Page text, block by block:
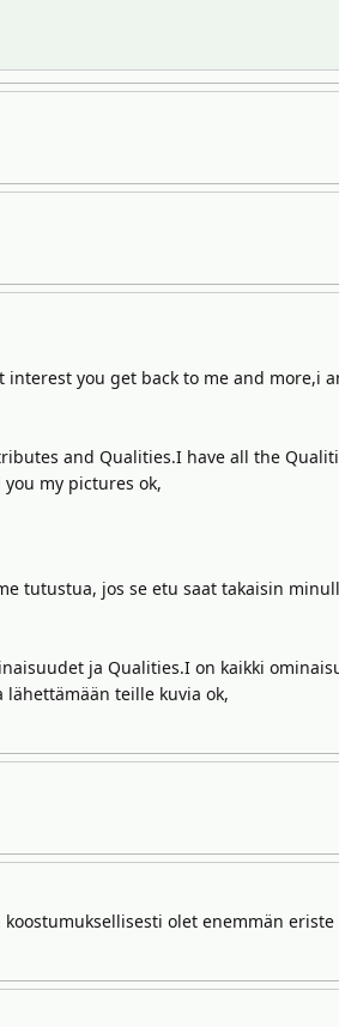
you get back to me and more,i
and Qualities.I have all the
my pictures ok,
tutustua, jos se etu saat takaisin
ja Qualities.I on kaikki
teille kuvia ok,
olet enemmän